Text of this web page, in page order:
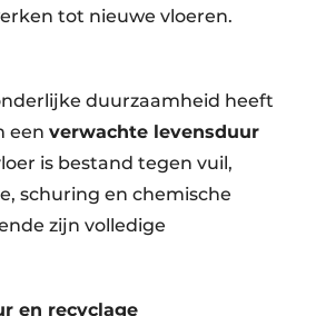
tot nieuwe vloeren.
duurzaamheid heeft
een verwachte levensduur
is bestand tegen vuil,
schuring en chemische
zijn volledige
en recyclage